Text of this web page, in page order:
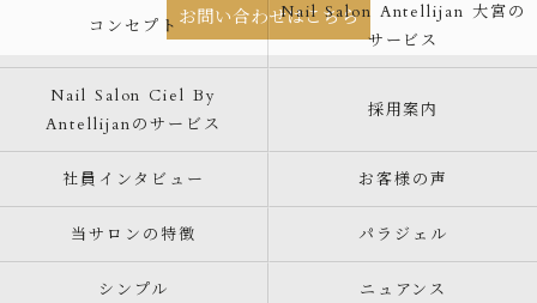
お問い合わせはこちら
コンセプト
Nail Salon Antellijan 大宮の
サービス
Nail Salon Ciel By
Antellijanのサービス
採用案内
社員インタビュー お客様の声
当サロンの特徴 パラジェル
シンプル ニュアンス